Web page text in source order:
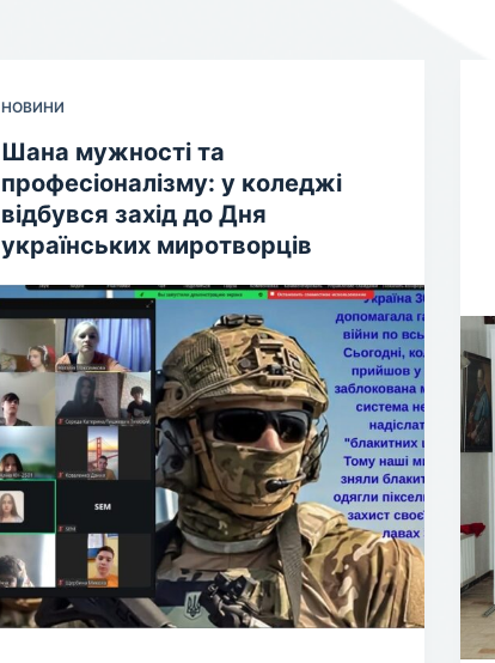
НОВИНИ
Шана мужності та
професіоналізму: у коледжі
відбувся захід до Дня
українських миротворців